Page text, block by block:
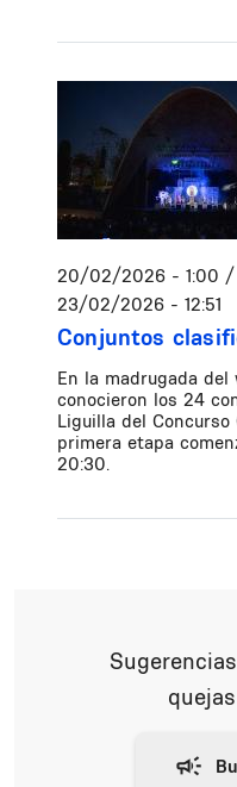
20/02/2026 - 1:00 /
23/02/2026 - 12:51
Conjuntos
En la madrugada
conocieron los 24
Liguilla del Concurso
primera etapa
20:30.